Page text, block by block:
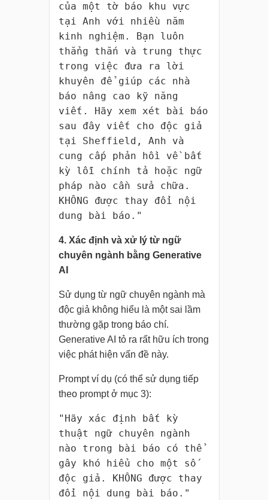
của một tờ báo khu vực
tại Anh với nhiều năm
kinh nghiệm. Bạn luôn
thẳng thắn và trung thực
trong việc đưa ra lời
khuyên để giúp các nhà
báo nâng cao kỹ năng
viết. Hãy xem xét bài báo
sau đây viết cho độc giả
tại Sheffield, Anh và
cung cấp phản hồi về bất
kỳ lỗi chính tả hoặc ngữ
pháp nào cần sửa chữa.
KHÔNG được thay đổi nội
dung bài báo."
4. Xác định và xử lý từ ngữ
chuyên ngành bằng Generative
AI
Sử dụng từ ngữ chuyên ngành mà
độc giả không hiểu là một sai lầm
thường gặp trong báo chí.
Generative AI tỏ ra rất hữu ích trong
việc phát hiện vấn đề này.
Prompt ví dụ (có thể sử dụng tiếp
theo prompt ở mục 3):
"Hãy xác định bất kỳ
thuật ngữ chuyên ngành
nào trong bài báo có thể
gây khó hiểu cho một số
độc giả. KHÔNG được thay
đổi nội dung bài báo."